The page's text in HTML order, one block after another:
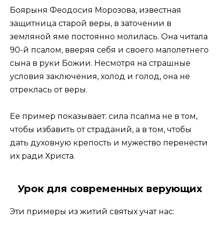
Боярыня Феодосия Морозова, известная
защитница старой веры, в заточении в
земляной яме постоянно молилась. Она читала
90-й псалом, вверяя себя и своего малолетнего
сына в руки Божии. Несмотря на страшные
условия заключения, холод и голод, она не
отреклась от веры.
Ее пример показывает: сила псалма не в том,
чтобы избавить от страданий, а в том, чтобы
дать духовную крепость и мужество перенести
их ради Христа.
Урок для современных верующих
Эти примеры из житий святых учат нас: